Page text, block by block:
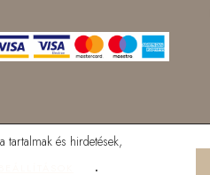
tartalmak és hirdetések,
.